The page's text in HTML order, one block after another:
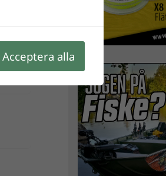
Acceptera alla